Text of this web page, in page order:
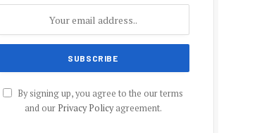
By signing up, you agree to the our terms
and our Privacy Policyagreement.